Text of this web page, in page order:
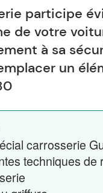
participe
de votre
à sa
un
carrosserie
techniques de